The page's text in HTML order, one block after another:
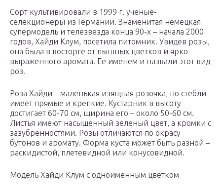
Сорт культивировали в 1999 г. ученые-
селекционеры из Германии. Знаменитая немецкая
супермодель и телезвезда конца 90-х – начала 2000
годов, Хайди Клум, посетила питомник. Увидев розы,
она была в восторге от пышных цветков и ярко
выраженного аромата. Ее именем и назвали этот вид
роз.
Роза Хайди – маленькая изящная розочка, но стебли
имеет прямые и крепкие. Кустарник в высоту
достигает 60-70 см, ширина его – около 50-60 см.
Листья имеют насыщенный зеленый цвет, а кромки с
зазубренностями. Розы отличаются по окрасу
бутонов и аромату. Форма куста может быть разной –
раскидистой, плетевидной или конусовидной.
Модель Хайди Клум с одноименным цветком